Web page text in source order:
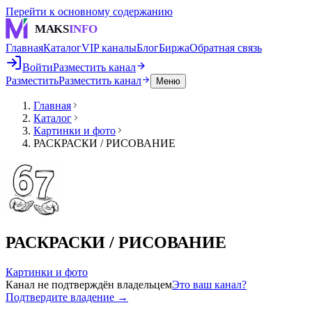
Перейти к основному содержанию
MAKSINFO
ГлавнаяКаталогVIP каналыБлогБиржаОбратная связь
ВойтиРазместить канал
РазместитьРазместить канал Меню
Главная
Каталог
Картинки и фото
РАСКРАСКИ / РИСОВАНИЕ
РАСКРАСКИ / РИСОВАНИЕ
Картинки и фото
Канал не подтверждён владельцемЭто ваш канал?
Подтвердите владение →